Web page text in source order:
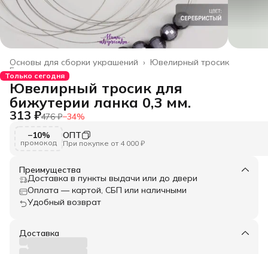
Ювелирный тросик
Основы для сборки украшений ›
Главная ›
Только сегодня
Ювелирный тросик для
бижутерии ланка 0,3 мм.
313 ₽476 ₽−34%
−10%
промокод
ОПТ
При покупке от 4 000 ₽
Преимущества
Доставка в пункты выдачи или до двери
Оплата — картой, СБП или наличными
Удобный возврат
Доставка